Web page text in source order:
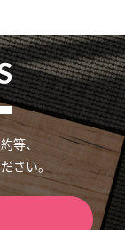
等、
さい。